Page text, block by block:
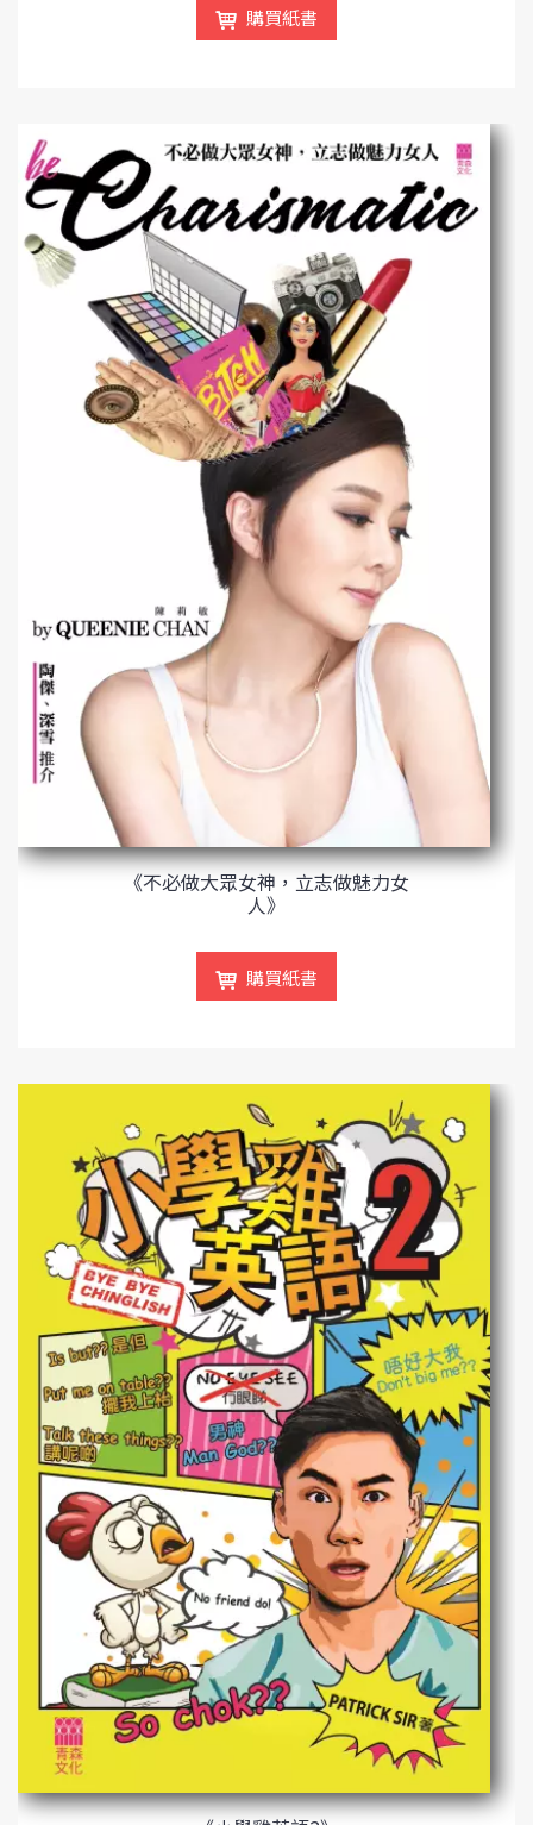
購買紙書
《不必做大眾女神，立志做魅力女
人》
購買紙書